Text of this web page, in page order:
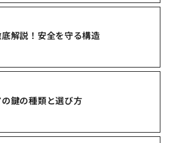
解説！安全を守る構造
鍵の種類と選び方